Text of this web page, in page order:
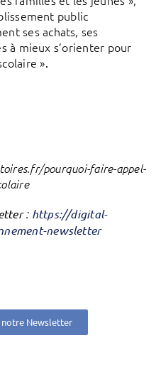
public
ses achats, ses
à mieux s’orienter pour
»​​​​​​
pourquoi-faire-appel-
: https://digital-
newsletter
Newsletter